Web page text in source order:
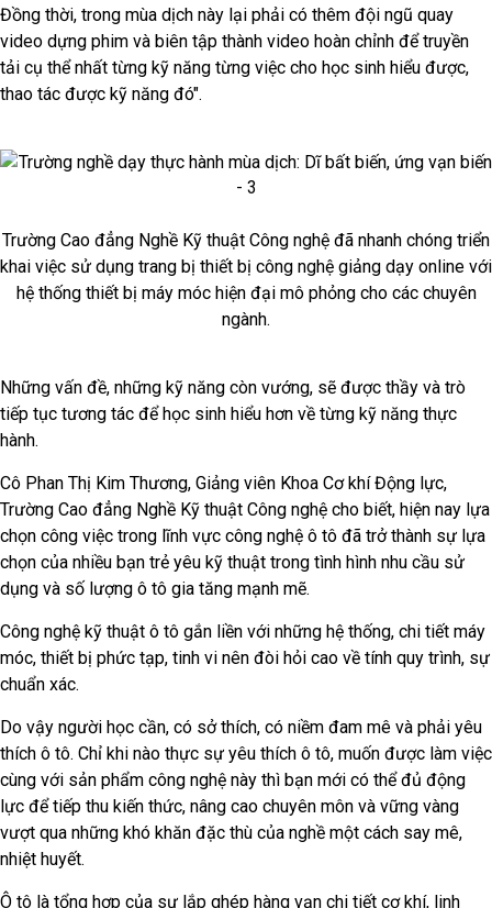
Đồng thời, trong mùa dịch này lại phải có thêm đội ngũ quay
video dựng phim và biên tập thành video hoàn chỉnh để truyền
tải cụ thể nhất từng kỹ năng từng việc cho học sinh hiểu được,
thao tác được kỹ năng đó".
Trường Cao đẳng Nghề Kỹ thuật Công nghệ đã nhanh chóng triển
khai việc sử dụng trang bị thiết bị công nghệ giảng dạy online với
hệ thống thiết bị máy móc hiện đại mô phỏng cho các chuyên
ngành.
Những vấn đề, những kỹ năng còn vướng, sẽ được thầy và trò
tiếp tục tương tác để học sinh hiểu hơn về từng kỹ năng thực
hành.
Cô Phan Thị Kim Thương, Giảng viên Khoa Cơ khí Động lực,
Trường Cao đẳng Nghề Kỹ thuật Công nghệ cho biết, hiện nay lựa
chọn công việc trong lĩnh vực công nghệ ô tô đã trở thành sự lựa
chọn của nhiều bạn trẻ yêu kỹ thuật trong tình hình nhu cầu sử
dụng và số lượng ô tô gia tăng mạnh mẽ.
Công nghệ kỹ thuật ô tô gắn liền với những hệ thống, chi tiết máy
móc, thiết bị phức tạp, tinh vi nên đòi hỏi cao về tính quy trình, sự
chuẩn xác.
Do vậy người học cần, có sở thích, có niềm đam mê và phải yêu
thích ô tô. Chỉ khi nào thực sự yêu thích ô tô, muốn được làm việc
cùng với sản phẩm công nghệ này thì bạn mới có thể đủ động
lực để tiếp thu kiến thức, nâng cao chuyên môn và vững vàng
vượt qua những khó khăn đặc thù của nghề một cách say mê,
nhiệt huyết.
Ô tô là tổng hợp của sự lắp ghép hàng vạn chi tiết cơ khí, linh